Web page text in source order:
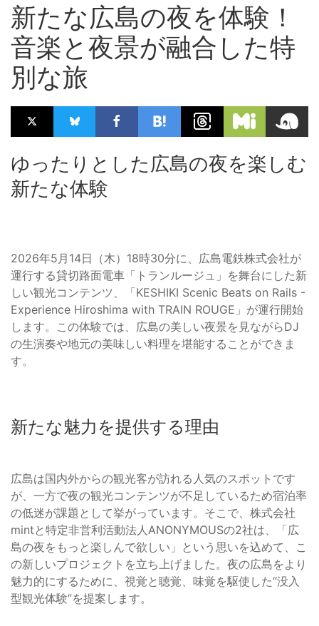
新たな広島の夜を体験！
音楽と夜景が融合した特
別な旅
ゆったりとした広島の夜を楽しむ
新たな体験
2026年5月14日（木）18時30分に、広島電鉄株式会社が
運行する貸切路面電車「トランルージュ」を舞台にした新
しい観光コンテンツ、「KESHIKI Scenic Beats on Rails -
Experience Hiroshima with TRAIN ROUGE」が運行開始
します。この体験では、広島の美しい夜景を見ながらDJ
の生演奏や地元の美味しい料理を堪能することができま
す。
新たな魅力を提供する理由
広島は国内外からの観光客が訪れる人気のスポットです
が、一方で夜の観光コンテンツが不足しているため宿泊率
の低迷が課題として挙がっています。そこで、株式会社
mintと特定非営利活動法人ANONYMOUSの2社は、「広
島の夜をもっと楽しんで欲しい」という思いを込めて、こ
の新しいプロジェクトを立ち上げました。夜の広島をより
魅力的にするために、視覚と聴覚、味覚を駆使した“没入
型観光体験”を提案します。